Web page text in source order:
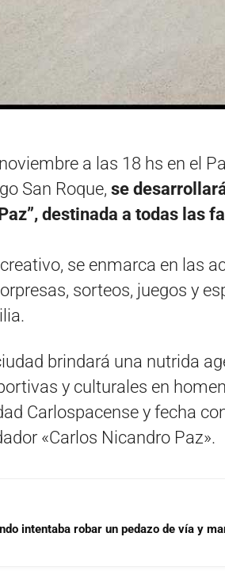
a las 18 hs en el
San Roque, se
destinada a todas las
se enmarca en las
sorteos, juegos y
brindará una nutrida
y culturales en
Carlospacense y fecha
«Carlos Nicandro Paz».
intentaba robar un pedazo de vía y